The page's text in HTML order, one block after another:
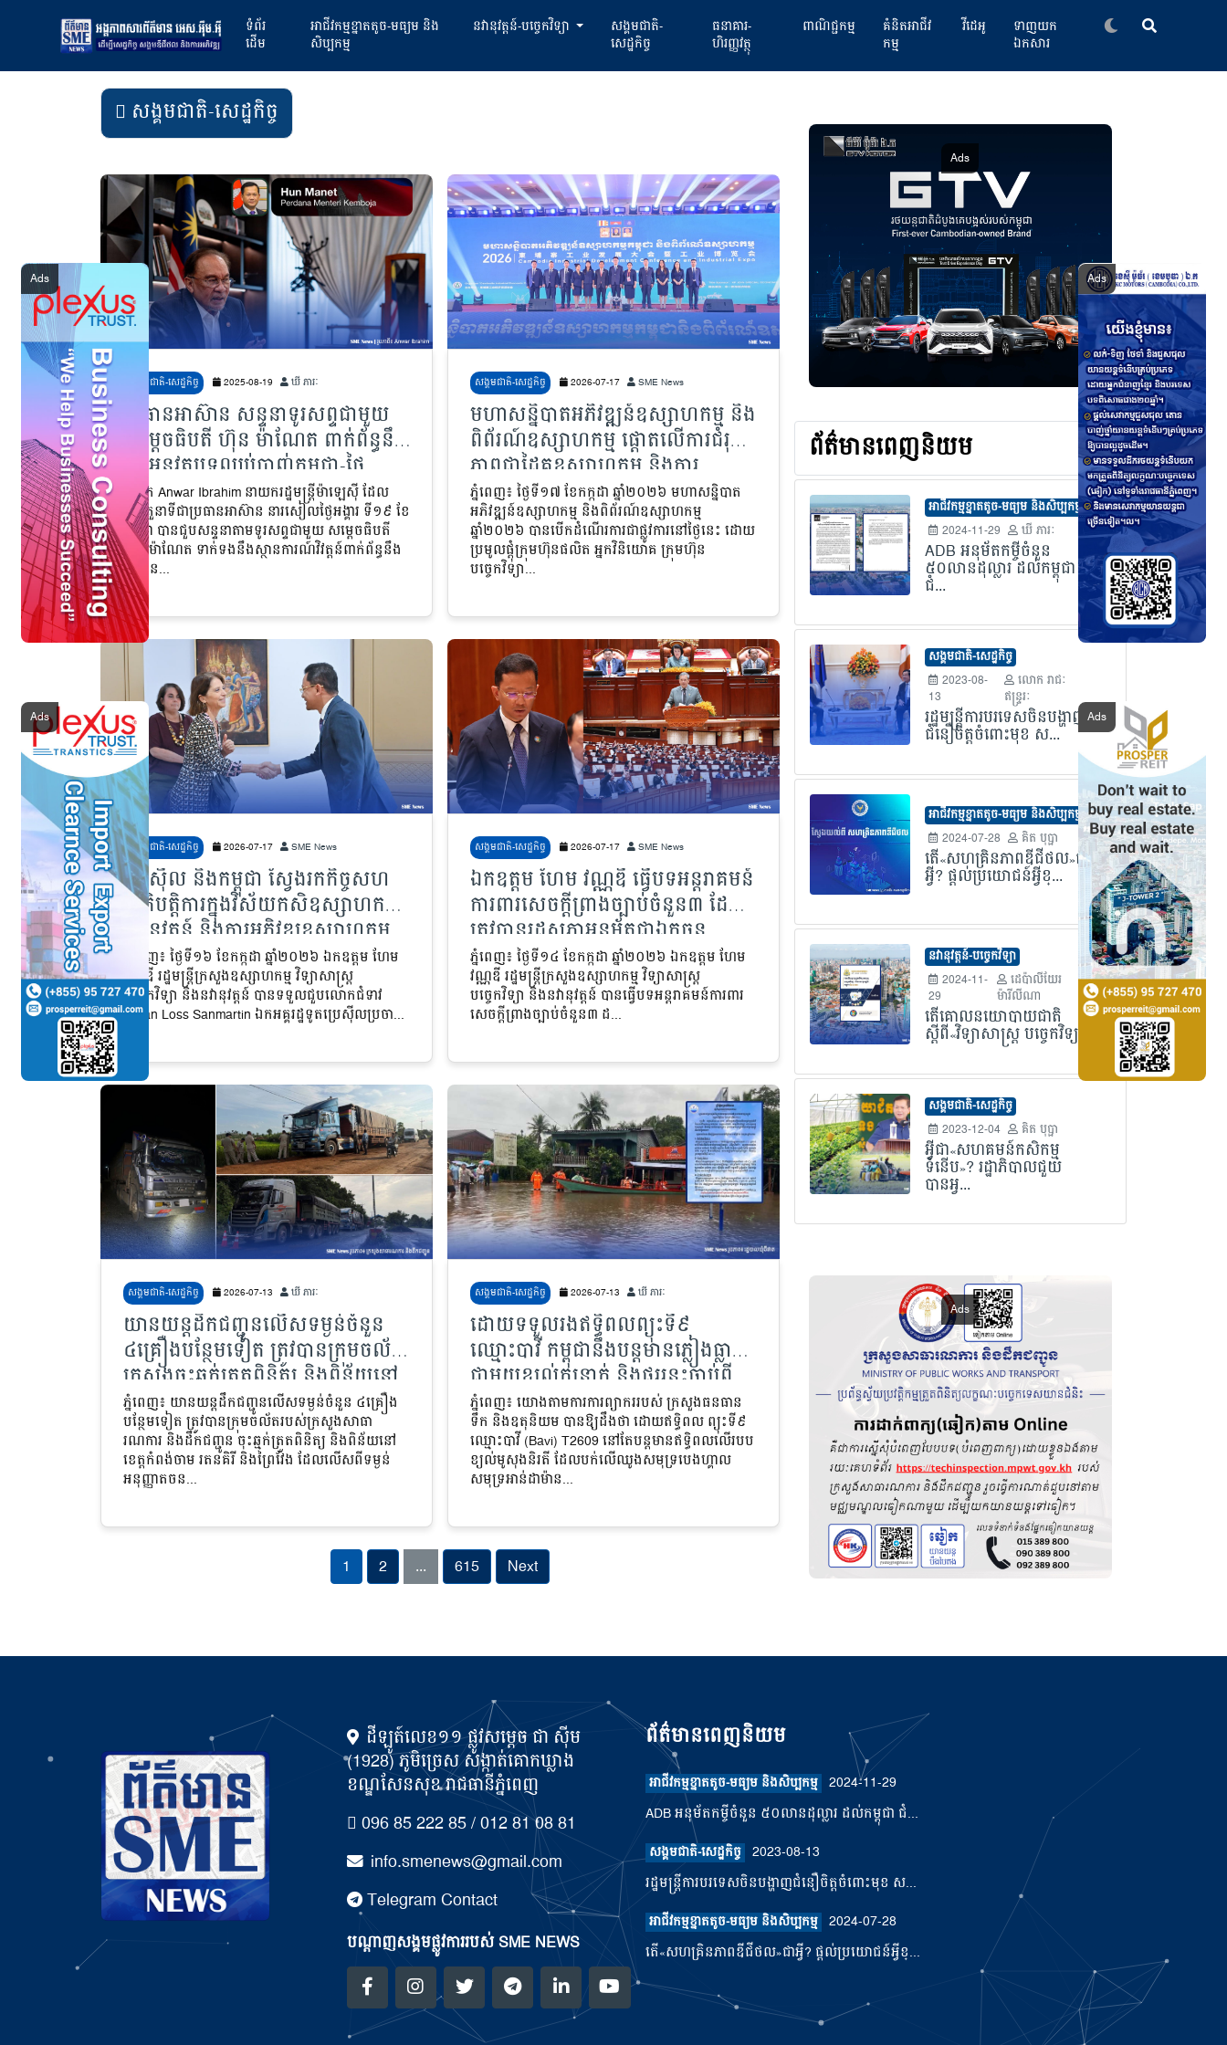
ទំព័រ
ដើម
អាជីវកម្មខ្នាតតូច-មធ្យម និង
សិប្បកម្ម
នវានុវត្តន៍-បច្ចេកវិទ្យា សង្គមជាតិ-
សេដ្ឋកិច្ច
ធនាគារ-
ហិរញ្ញវត្ថុ
ពាណិជ្ជកម្ម គំនិតអាជីវ
កម្ម
វីដេអូ ទាញយក
ឯកសារ
សង្គមជាតិ-សេដ្ឋកិច្ច
សង្គមជាតិ-សេដ្ឋកិច្ច 2025-08-19 ឃី ភារៈ
ប្រធានអាស៊ាន សន្ទនាទូរសព្ទជាមួយ
សម្តេចធិបតី ហ៊ុន ម៉ាណែត ពាក់ព័ន្ធនឹង
ការអនុវត្តបទឈប់បាញ់កម្ពុជា-ថៃ
លោក Anwar Ibrahim នាយករដ្ឋមន្រ្តីម៉ាឡេស៊ី ដែល
មានតួនាទីជាប្រធានអាស៊ាន នារសៀលថ្ងៃអង្គារ ទី១៩ ខែ
សីហា បានជួបសន្ទនាតាមទូរសព្ទជាមួយ សម្តេចធិបតី
ហ៊ុន ម៉ាណែត ទាក់ទងនឹងស្ថានការណ៍វិវត្តន៍ពាក់ព័ន្ធនឹង
ការអន...
សង្គមជាតិ-សេដ្ឋកិច្ច 2026-07-17 SME News
មហាសន្និបាតអភិវឌ្ឍន៍ឧស្សាហកម្ម និង
ពិព័រណ៍ឧស្សាហកម្ម ផ្តោតលើការជំរុញ
ភាពជាដៃគូឧស្សាហកម្ម និងការ
ចាប់យកបច្ចេកវិទ្យាទំនើប
ភ្នំពេញ៖ ថ្ងៃទី១៧ ខែកក្កដា ឆ្នាំ២០២៦ មហាសន្និបាត
អភិវឌ្ឍន៍ឧស្សាហកម្ម និងពិព័រណ៍ឧស្សាហកម្ម
ឆ្នាំ២០២៦ បានបើកដំណើរការជាផ្លូវការនៅថ្ងៃនេះ ដោយ
ប្រមូលផ្តុំក្រុមហ៊ុនផលិត អ្នកវិនិយោគ ក្រុមហ៊ុន
បច្ចេកវិទ្យា...
សង្គមជាតិ-សេដ្ឋកិច្ច 2026-07-17 SME News
ប្រេស៊ីល និងកម្ពុជា ស្វែងរកកិច្ចសហ
ប្រតិបត្តិការក្នុងវិស័យកសិឧស្សាហកម្ម
នវានុវត្តន៍ និងការអភិវឌ្ឍឧស្សាហកម្ម
ភ្នំពេញ៖ ថ្ងៃទី១៦ ខែកក្កដា ឆ្នាំ២០២៦ ឯកឧត្តម ហែម
វណ្ណឌី រដ្ឋមន្ត្រីក្រសួងឧស្សាហកម្ម វិទ្យាសាស្ត្រ
បច្ចេកវិទ្យា និងនវានុវត្តន៍ បានទទួលជួបលោកជំទាវ
Vivian Loss Sanmartin ឯកអគ្គរដ្ឋ​ទូតប្រេស៊ីលប្រចា...
សង្គមជាតិ-សេដ្ឋកិច្ច 2026-07-17 SME News
ឯកឧត្តម ហែម វណ្ណឌី ធ្វើបទអន្តរាគមន៍
ការពារសេចក្តីព្រាងច្បាប់ចំនួន៣ ដែល
ត្រូវបានរដ្ឋសភាអនុម័តជាឯកច្ឆន្ទ
ភ្នំពេញ៖ ថ្ងៃទី១៤ ខែកក្កដា ឆ្នាំ២០២៦ ឯកឧត្តម ហែម
វណ្ណឌី រដ្ឋមន្ត្រីក្រសួងឧស្សាហកម្ម វិទ្យាសាស្ត្រ
បច្ចេកវិទ្យា និងនវានុវត្តន៍ បានធ្វើបទអន្តរាគមន៍ការពារ
សេចក្តីព្រាងច្បាប់ចំនួន៣ ដ...
សង្គមជាតិ-សេដ្ឋកិច្ច 2026-07-13 ឃី ភារៈ
យានយន្តដឹកជញ្ជូនលើសទម្ងន់ចំនួន
៤គ្រឿងបន្ថែមទៀត ត្រូវបានក្រុមចល័ត
ក្រសួងចុះឆ្មក់ត្រួតពិនិត្យ និងពិន័យនៅ
ខេត្តកំពង់ចាម រតនគិរី និងព្រៃវែង
ភ្នំពេញ៖ យានយន្តដឹកជញ្ជូនលើសទម្ងន់ចំនួន ៤គ្រឿង
បន្ថែមទៀត ត្រូវបានក្រុមចល័តរបស់ក្រសួងសាធា
រណការ និងដឹកជញ្ជូន ចុះឆ្មក់ត្រួតពិនិត្យ និងពិន័យនៅ
ខេត្តកំពង់ចាម រតនគិរី និងព្រៃវែង ដែលលើសពីទម្ងន់
អនុញ្ញាតចន...
សង្គមជាតិ-សេដ្ឋកិច្ច 2026-07-13 ឃី ភារៈ
ដោយទទួលរងឥទ្ធិពលព្យុះទី៩
ឈ្មោះបាវី កម្ពុជានឹងបន្តមានភ្លៀងធ្លាក់
ជាមួយខ្យល់កន្ត្រាក់ និងផ្គររន្ទះចាប់ពី
ថ្ងៃទី១៣ ដល់ថ្ងៃទី ១៥ កក្កដា
ភ្នំពេញ៖ យោងតាមការការព្យាកររបស់ ក្រសួងធនធាន
ទឹក និងឧតុនិយម បានឱ្យដឹងថា ដោយឥទ្ធិពល ព្យុះទី៩
ឈ្មោះបាវី (Bavi) T2609 នៅតែបន្តមានឥទ្ធិពលលើរបប
ខ្យល់មូសុងនិរតី ដែលបក់លើឈូងសមុទ្របេងហ្គាល
សមុទ្រអាន់ដាម៉ាន...
1 2 ... 615 Next
ព័ត៌មានពេញនិយម
អាជីវកម្មខ្នាតតូច-មធ្យម និងសិប្បកម្ម
2024-11-29
ឃី ភារៈ
ADB អនុម័តកម្ចីចំនួន
៥០លានដុល្លារ ដល់កម្ពុជា
ជំ...
សង្គមជាតិ-សេដ្ឋកិច្ច
2023-08-
13
លោក​ រាជៈ
ឥន្រ្ទរៈ
រដ្ឋមន្រ្តីការបរទេសចិនបង្ហាញ
ជំនឿចិត្តចំពោះមុខ ស...
អាជីវកម្មខ្នាតតូច-មធ្យម និងសិប្បកម្ម
2024-07-28
គិត បុប្ផា
តើ«សហគ្រិនភាពឌីជីថល»ជា
អ្វី? ផ្តល់ប្រយោជន៍អ្វីខ្...
នវានុវត្តន៍-បច្ចេកវិទ្យា
2024-11-
29
ដេប៉ាលីយែរ
ម៉ារីលីណា
តើគោលនយោបាយជាតិ
ស្តីពី«វិទ្យាសាស្ត្រ បច្ចេកវិទ្យ...
សង្គមជាតិ-សេដ្ឋកិច្ច
2023-12-04
គិត បុប្ផា
អ្វីជា«សហគមន៍កសិកម្ម
ទំនើប»? រដ្ឋាភិបាលជួយ
បានអ្វ...
ដីឡូត៍លេខ១១ ផ្លូវសម្តេច ជា ស៊ីម
(1928) ភូមិច្រេស សង្កាត់គោកឃ្លាង
ខណ្ឌសែនសុខ រាជធានីភ្នំពេញ
096 85 222 85 / 012 81 08 81
info.smenews@gmail.com
Telegram Contact
បណ្ដាញសង្គមផ្លូវការរបស់ SME NEWS
ព័ត៌មានពេញនិយម
អាជីវកម្មខ្នាតតូច-មធ្យម និងសិប្បកម្ម 2024-11-29
ADB អនុម័តកម្ចីចំនួន ៥០លានដុល្លារ ដល់កម្ពុជា ជំ...
សង្គមជាតិ-សេដ្ឋកិច្ច 2023-08-13
រដ្ឋមន្រ្តីការបរទេសចិនបង្ហាញជំនឿចិត្តចំពោះមុខ ស...
អាជីវកម្មខ្នាតតូច-មធ្យម និងសិប្បកម្ម 2024-07-28
តើ«សហគ្រិនភាពឌីជីថល»ជាអ្វី? ផ្តល់ប្រយោជន៍អ្វីខ្...